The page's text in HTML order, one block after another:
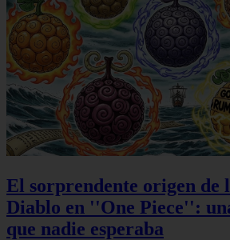
El sorprendente origen de
Diablo en ''One Piece'':
que nadie esperaba